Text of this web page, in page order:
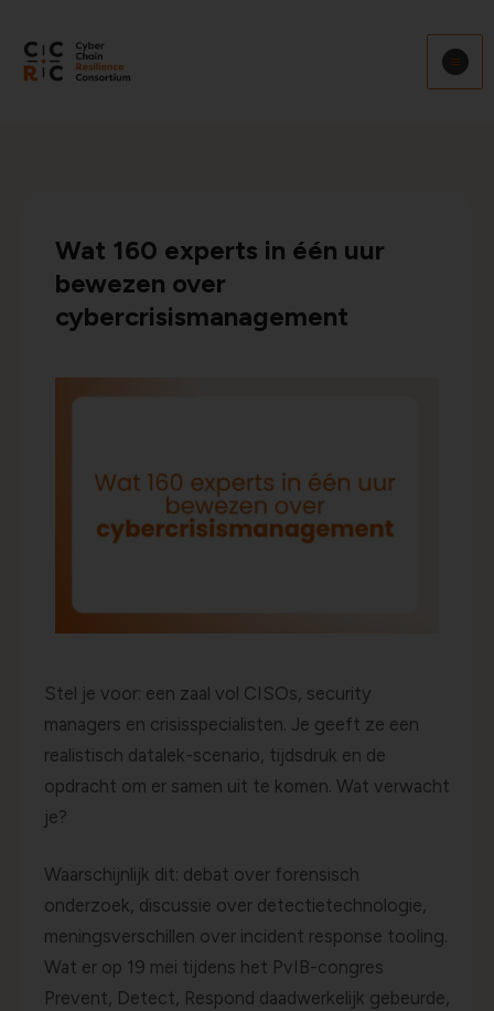
naar
Wat 160 experts in één uur
bewezen over
cybercrisismanagement
Stel je voor: een zaal vol CISOs, security
managers en crisisspecialisten. Je geeft ze een
realistisch datalek-scenario, tijdsdruk en de
opdracht om er samen uit te komen. Wat verwacht
je?
Waarschijnlijk dit: debat over forensisch
onderzoek, discussie over detectietechnologie,
meningsverschillen over incident response tooling.
Wat er op 19 mei tijdens het PvIB-congres
Prevent, Detect, Respond daadwerkelijk gebeurde,